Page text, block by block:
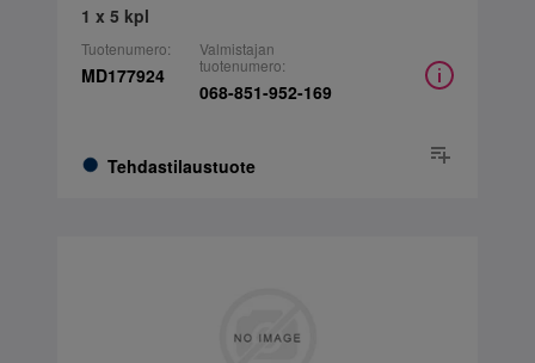
1 x 5 kpl
Tuotenumero:
MD177924
Tehdastilaustuote
Valmistajan
tuotenumero:
068-851-952-169